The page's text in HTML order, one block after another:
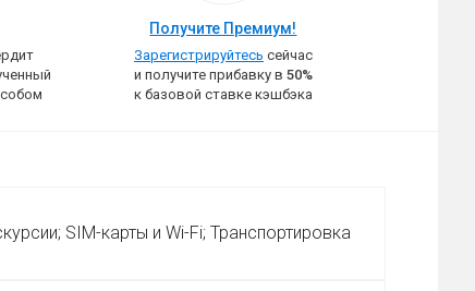
Получите Премиум!
Зарегистрируйтесь сейчас
и получите прибавку в 50%
к базовой ставке кэшбэка
SIM-карты и Wi-Fi; Транспортировка